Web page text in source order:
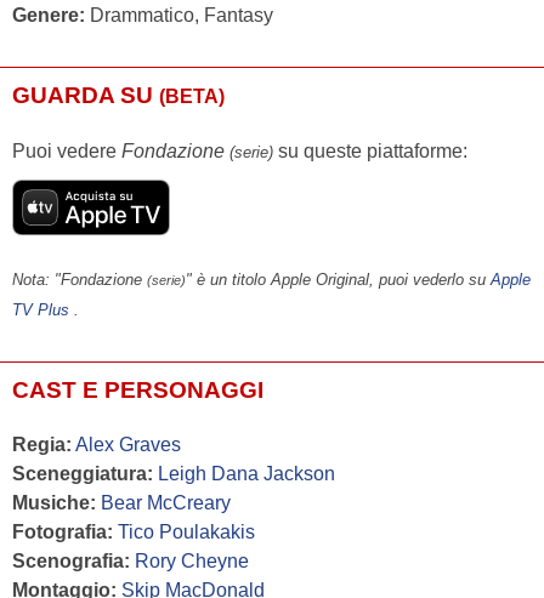
Genere: Drammatico, Fantasy
GUARDA SU (BETA)
Puoi vedere Fondazione (serie) su queste piattaforme:
Nota: "Fondazione (serie)" è un titolo Apple Original, puoi vederlo suApple
TV Plus .
CAST E PERSONAGGI
Regia: Alex Graves
Sceneggiatura: Leigh Dana Jackson
Musiche: Bear McCreary
Fotografia: Tico Poulakakis
Scenografia: Rory Cheyne
Montaggio: Skip MacDonald